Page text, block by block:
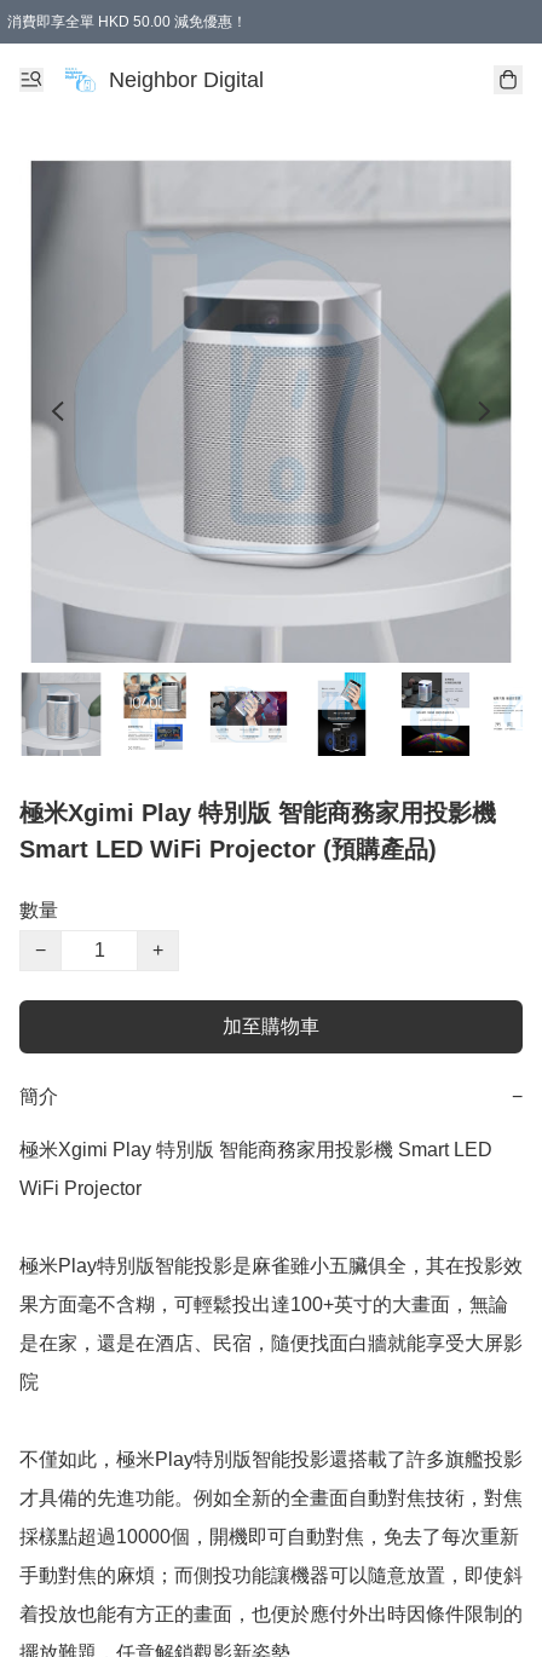
消費即享全單 HKD 50.00 減免優惠！
Neighbor Digital
極米Xgimi Play 特別版 智能商務家用投影機
Smart LED WiFi Projector (預購產品)
數量
−
+
加至購物車
簡介 −
極米Xgimi Play 特別版 智能商務家用投影機 Smart LED
WiFi Projector
極米Play特別版智能投影是麻雀雖小五臟俱全，其在投影效
果方面毫不含糊，可輕鬆投出達100+英寸的大畫面，無論
是在家，還是在酒店、民宿，隨便找面白牆就能享受大屏影
院
​不僅如此，極米Play特別版智能投影還搭載了許多旗艦投影
才具備的先進功能。例如全新的全畫面自動對焦技術，對焦
採樣點超過10000個，開機即可自動對焦，免去了每次重新
手動對焦的麻煩；而側投功能讓機器可以隨意放置，即使斜
着投放也能有方正的畫面，也便於應付外出時因條件限制的